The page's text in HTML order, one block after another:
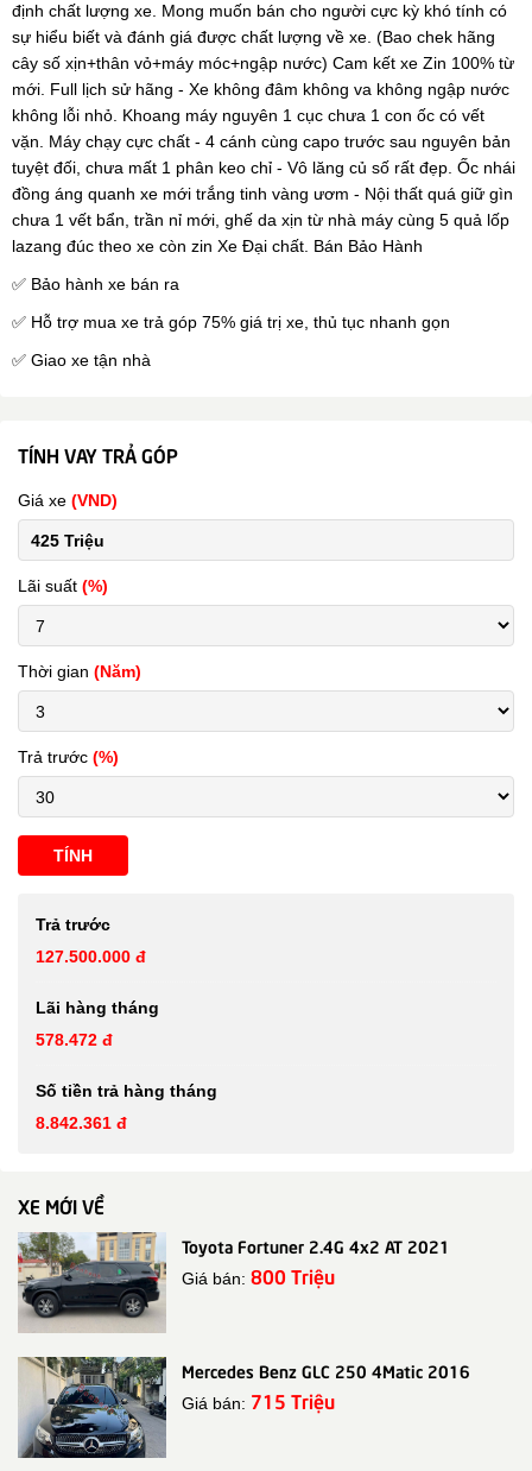
định chất lượng xe. Mong muốn bán cho người cực kỳ khó tính có
sự hiểu biết và đánh giá được chất lượng về xe. (Bao chek hãng
cây số xịn+thân vỏ+máy móc+ngập nước) Cam kết xe Zin 100% từ
mới. Full lịch sử hãng - Xe không đâm không va không ngập nước
không lỗi nhỏ. Khoang máy nguyên 1 cục chưa 1 con ốc có vết
vặn. Máy chạy cực chất - 4 cánh cùng capo trước sau nguyên bản
tuyệt đối, chưa mất 1 phân keo chỉ - Vô lăng củ số rất đẹp. Ốc nhái
đồng áng quanh xe mới trắng tinh vàng ươm - Nội thất quá giữ gìn
chưa 1 vết bẩn, trần nỉ mới, ghế da xịn từ nhà máy cùng 5 quả lốp
lazang đúc theo xe còn zin Xe Đại chất. Bán Bảo Hành
✅ Bảo hành xe bán ra
✅ Hỗ trợ mua xe trả góp 75% giá trị xe, thủ tục nhanh gọn
✅ Giao xe tận nhà
TÍNH VAY TRẢ GÓP
Giá xe (VND)
Lãi suất (%)
Thời gian (Năm)
Trả trước (%)
TÍNH
Trả trước
127.500.000 đ
Lãi hàng tháng
578.472 đ
Số tiền trả hàng tháng
8.842.361 đ
XE MỚI VỀ
Toyota Fortuner 2.4G 4x2 AT 2021
Giá bán: 800 Triệu
Mercedes Benz GLC 250 4Matic 2016
Giá bán: 715 Triệu